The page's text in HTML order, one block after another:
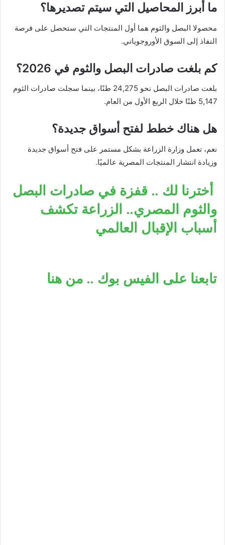
ما أبرز المحاصيل التي سيتم تصديرها؟
محصولا البصل والثوم هما أول المنتجات التي ستحصل على فرصة
النفاذ إلى السوق الأوروجوياني.
كم بلغت صادرات البصل والثوم في 2026؟
بلغت صادرات البصل نحو 24,275 طنًا، بينما سجلت صادرات الثوم
5,147 طنًا خلال الربع الأول من العام.
هل هناك خطط لفتح أسواق جديدة؟
نعم، تعمل وزارة الزراعة بشكل مستمر على فتح أسواق جديدة
وزيادة انتشار المنتجات المصرية عالميًا.
أخترنا لك .. قفزة في صادرات البصل
والثوم المصري.. الزراعة تكشف
أسباب الإقبال العالمي
تابعنا على الفيس بوك .. من هنا